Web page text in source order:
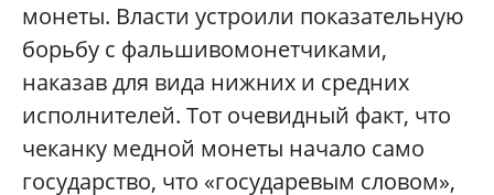
монеты. Власти устроили показательную
борьбу с фальшивомонетчиками,
наказав для вида нижних и средних
исполнителей. Тот очевидный факт, что
чеканку медной монеты начало само
государство, что «государевым словом»,